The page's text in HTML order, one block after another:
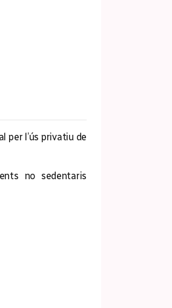
per l’ús privatiu de
no sedentaris